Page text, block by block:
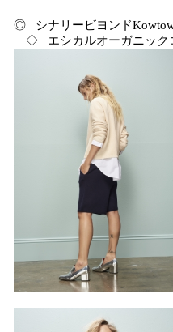
◎ シナリービヨンド
◇ エシカルオーガニック